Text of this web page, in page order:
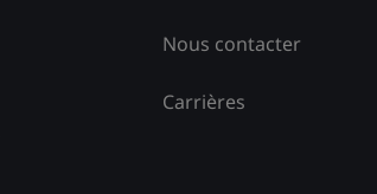
Nous contacter
Carrières